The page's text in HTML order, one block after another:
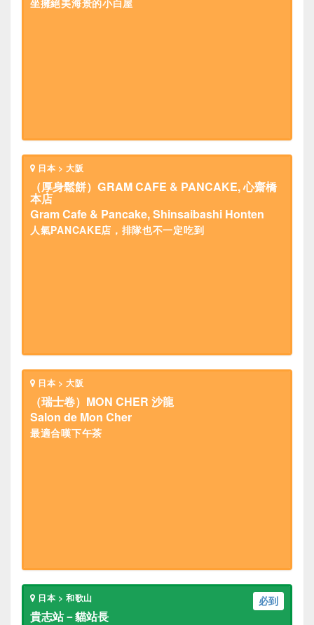
坐擁絕美海景的小白屋
日本 > 大阪
（厚身鬆餅）GRAM CAFE & PANCAKE, 心齋橋
本店
Gram Cafe & Pancake, Shinsaibashi Honten
人氣PANCAKE店，排隊也不一定吃到
日本 > 大阪
（瑞士卷）MON CHER 沙龍
Salon de Mon Cher
最適合嘆下午茶
必到
日本 > 和歌山
貴志站－貓站長